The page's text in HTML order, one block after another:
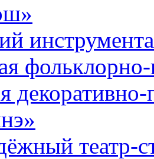
декоративно-
театр-